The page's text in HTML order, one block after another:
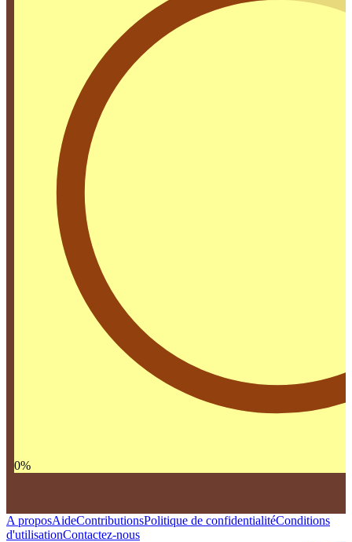
0%
A proposAideContributionsPolitique de confidentialitéConditions
d'utilisationContactez-nous